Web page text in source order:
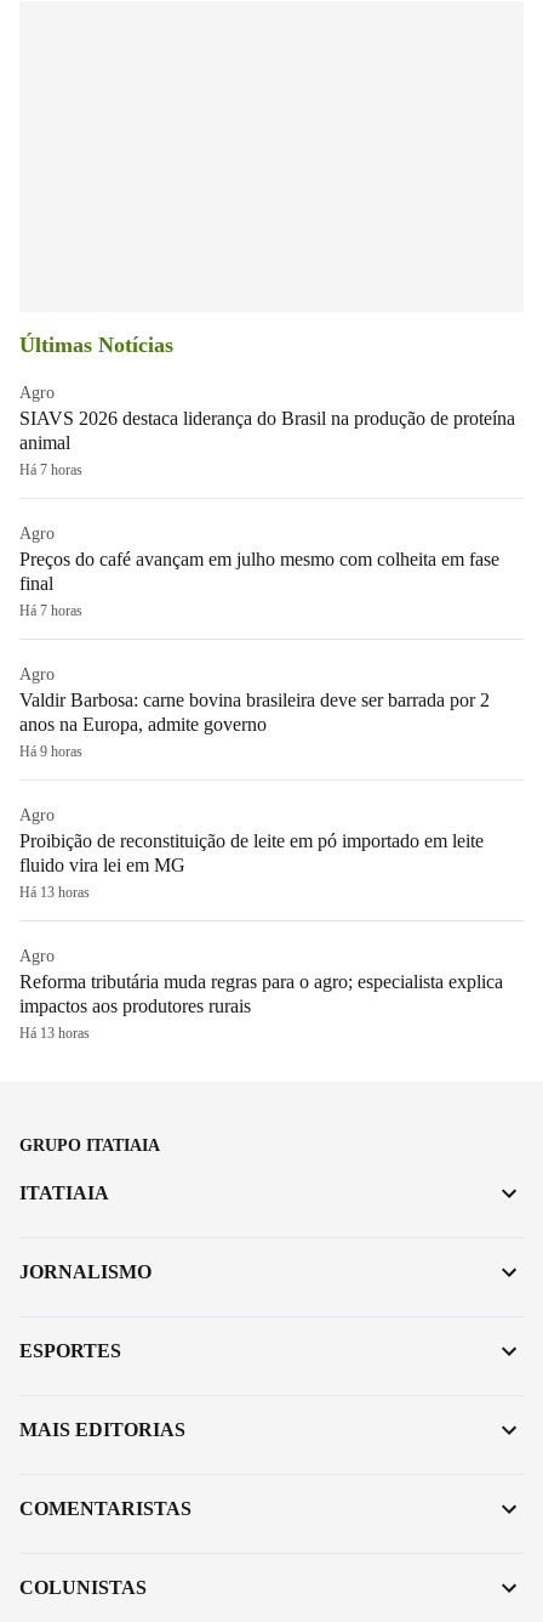
Últimas Notícias
Agro
SIAVS 2026 destaca liderança do Brasil na produção de proteína
animal
Há 7 horas
Agro
Preços do café avançam em julho mesmo com colheita em fase
final
Há 7 horas
Agro
Valdir Barbosa: carne bovina brasileira deve ser barrada por 2
anos na Europa, admite governo
Há 9 horas
Agro
Proibição de reconstituição de leite em pó importado em leite
fluido vira lei em MG
Há 13 horas
Agro
Reforma tributária muda regras para o agro; especialista explica
impactos aos produtores rurais
Há 13 horas
GRUPO ITATIAIA
ITATIAIA
JORNALISMO
ESPORTES
MAIS EDITORIAS
COMENTARISTAS
COLUNISTAS